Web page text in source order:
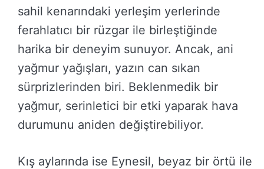
sahil kenarındaki yerleşim yerlerinde
ferahlatıcı bir rüzgar ile birleştiğinde
harika bir deneyim sunuyor. Ancak, ani
yağmur yağışları, yazın can sıkan
sürprizlerinden biri. Beklenmedik bir
yağmur, serinletici bir etki yaparak hava
durumunu aniden değiştirebiliyor.
Kış aylarında ise Eynesil, beyaz bir örtü ile